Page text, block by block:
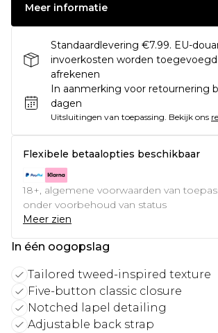
Meer informatie
Standaardlevering €7.99. EU-
invoerkosten worden
afrekenen
In aanmerking voor retournering
dagen
Uitsluitingen van toepassing. Bekijk ons
Flexibele betaalopties beschikbaar
18+, algemene voorwaarden van
onder voorbehoud van status
Meer zien
In één oogopslag
Tailored tweed-inspired texture
Five-button classic closure
Notched lapel detailing
Adjustable back strap